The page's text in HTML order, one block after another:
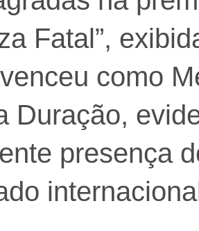
Fatal”,
como
Duração,
presença